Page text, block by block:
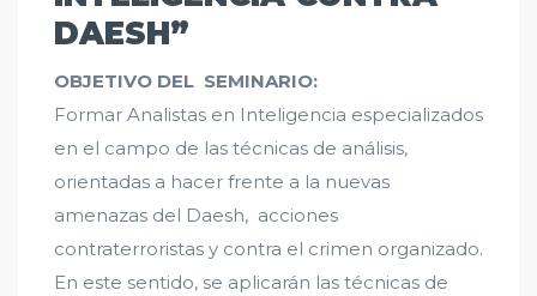
DAESH”
OBJETIVO DEL SEMINARIO:
Formar Analistas en Inteligencia especializados
en el campo de las técnicas de análisis,
orientadas a hacer frente a la nuevas
amenazas del Daesh, acciones
contraterroristas y contra el crimen organizado.
En este sentido, se aplicarán las técnicas de